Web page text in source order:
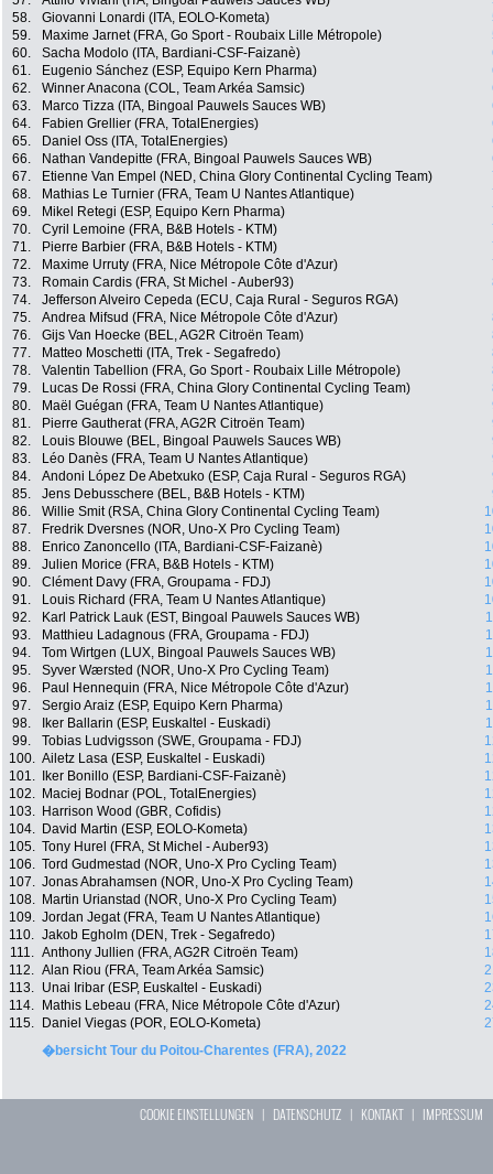
58.
Giovanni Lonardi (ITA, EOLO-Kometa)
59.
Maxime Jarnet (FRA, Go Sport - Roubaix Lille Métropole)
60.
Sacha Modolo (ITA, Bardiani-CSF-Faizanè)
61.
Eugenio Sánchez (ESP, Equipo Kern Pharma)
62.
Winner Anacona (COL, Team Arkéa Samsic)
63.
Marco Tizza (ITA, Bingoal Pauwels Sauces WB)
64.
Fabien Grellier (FRA, TotalEnergies)
65.
Daniel Oss (ITA, TotalEnergies)
66.
Nathan Vandepitte (FRA, Bingoal Pauwels Sauces WB)
67.
Etienne Van Empel (NED, China Glory Continental Cycling Team)
68.
Mathias Le Turnier (FRA, Team U Nantes Atlantique)
69.
Mikel Retegi (ESP, Equipo Kern Pharma)
70.
Cyril Lemoine (FRA, B&B Hotels - KTM)
71.
Pierre Barbier (FRA, B&B Hotels - KTM)
72.
Maxime Urruty (FRA, Nice Métropole Côte d'Azur)
73.
Romain Cardis (FRA, St Michel - Auber93)
74.
Jefferson Alveiro Cepeda (ECU, Caja Rural - Seguros RGA)
75.
Andrea Mifsud (FRA, Nice Métropole Côte d'Azur)
76.
Gijs Van Hoecke (BEL, AG2R Citroën Team)
77.
Matteo Moschetti (ITA, Trek - Segafredo)
78.
Valentin Tabellion (FRA, Go Sport - Roubaix Lille Métropole)
79.
Lucas De Rossi (FRA, China Glory Continental Cycling Team)
80.
Maël Guégan (FRA, Team U Nantes Atlantique)
81.
Pierre Gautherat (FRA, AG2R Citroën Team)
82.
Louis Blouwe (BEL, Bingoal Pauwels Sauces WB)
83.
Léo Danès (FRA, Team U Nantes Atlantique)
84.
Andoni López De Abetxuko (ESP, Caja Rural - Seguros RGA)
85.
Jens Debusschere (BEL, B&B Hotels - KTM)
86.
Willie Smit (RSA, China Glory Continental Cycling Team)
87.
Fredrik Dversnes (NOR, Uno-X Pro Cycling Team)
88.
Enrico Zanoncello (ITA, Bardiani-CSF-Faizanè)
89.
Julien Morice (FRA, B&B Hotels - KTM)
90.
Clément Davy (FRA, Groupama - FDJ)
91.
Louis Richard (FRA, Team U Nantes Atlantique)
92.
Karl Patrick Lauk (EST, Bingoal Pauwels Sauces WB)
93.
Matthieu Ladagnous (FRA, Groupama - FDJ)
94.
Tom Wirtgen (LUX, Bingoal Pauwels Sauces WB)
95.
Syver Wærsted (NOR, Uno-X Pro Cycling Team)
96.
Paul Hennequin (FRA, Nice Métropole Côte d'Azur)
97.
Sergio Araiz (ESP, Equipo Kern Pharma)
98.
Iker Ballarin (ESP, Euskaltel - Euskadi)
99.
Tobias Ludvigsson (SWE, Groupama - FDJ)
100. Ailetz Lasa (ESP, Euskaltel - Euskadi)
101.
Iker Bonillo (ESP, Bardiani-CSF-Faizanè)
102.
Maciej Bodnar (POL, TotalEnergies)
103.
Harrison Wood (GBR, Cofidis)
104.
David Martin (ESP, EOLO-Kometa)
105. Tony Hurel (FRA, St Michel - Auber93)
106. Tord Gudmestad (NOR, Uno-X Pro Cycling Team)
107. Jonas Abrahamsen (NOR, Uno-X Pro Cycling Team)
108.
Martin Urianstad (NOR, Uno-X Pro Cycling Team)
109. Jordan Jegat (FRA, Team U Nantes Atlantique)
110. Jakob Egholm (DEN, Trek - Segafredo)
111. Anthony Jullien (FRA, AG2R Citroën Team)
112. Alan Riou (FRA, Team Arkéa Samsic)
113. Unai Iribar (ESP, Euskaltel - Euskadi)
114.
Mathis Lebeau (FRA, Nice Métropole Côte d'Azur)
115.
Daniel Viegas (POR, EOLO-Kometa)
�bersicht Tour du Poitou-Charentes (FRA), 2022
COOKIE EINSTELLUNGEN | DATENSCHUTZ | KONTAKT| IMPRESSUM